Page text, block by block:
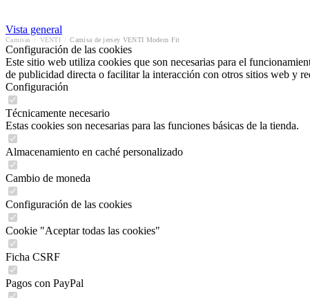
Vista general
Camisas VENTI Camisa de jersey VENTI Modern Fit
Configuración de las cookies
Este sitio web utiliza cookies que son necesarias para el
de publicidad directa o facilitar la interacción con otros sitios web y
Configuración
Técnicamente necesario
Estas cookies son necesarias para las funciones básicas de la tienda.
Almacenamiento en caché personalizado
Cambio de moneda
Configuración de las cookies
Cookie "Aceptar todas las cookies"
Ficha CSRF
Pagos con PayPal